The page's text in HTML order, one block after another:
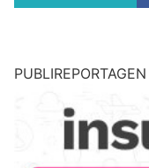
PUBLIREPORTAGEN